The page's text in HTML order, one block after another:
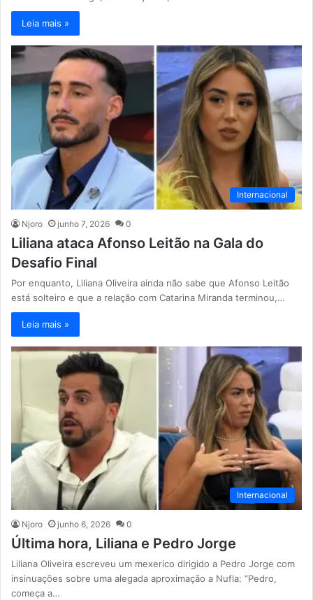
Leia mais »
Internacional
Njoro junho 7, 2026 0
Liliana ataca Afonso Leitão na Gala do
Desafio Final
Por enquanto, Liliana Oliveira ainda não sabe que Afonso Leitão
está solteiro e que a relação com Catarina Miranda terminou,…
Leia mais »
Internacional
Njoro junho 6, 2026 0
Última hora, Liliana e Pedro Jorge
Liliana Oliveira escreveu um mexerico dirigido a Pedro Jorge com
insinuações sobre uma alegada aproximação a Nufla: “Pedro,
começa a…